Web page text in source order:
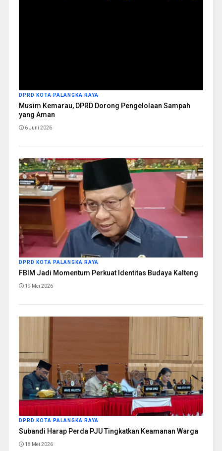
DPRD KOTA PALANGKA RAYA
Musim Kemarau, DPRD Dorong Pengelolaan Sampah
yang Aman
6 Juni 2026
DPRD KOTA PALANGKA RAYA
FBIM Jadi Momentum Perkuat Identitas Budaya Kalteng
19 Mei 2026
DPRD KOTA PALANGKA RAYA
Subandi Harap Perda PJU Tingkatkan Keamanan Warga
18 Mei 2026